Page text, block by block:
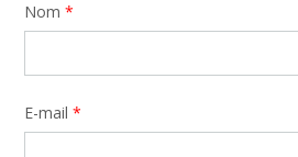
Nom *
E-mail *